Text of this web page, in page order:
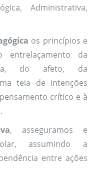
Administrativa,
os princípios e
da
do afeto, da
teia de intenções
crítico e à
, asseguramos e
assumindo a
entre ações